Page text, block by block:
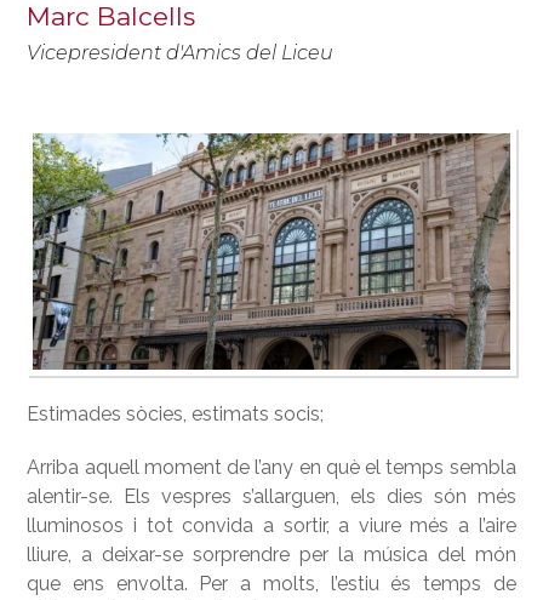
Marc Balcells
Vicepresident d'Amics del Liceu
Estimades sòcies, estimats socis;
Arriba aquell moment de l’any en què el temps sembla
alentir-se. Els vespres s’allarguen, els dies són més
lluminosos i tot convida a sortir, a viure més a l’aire
lliure, a deixar-se sorprendre per la música del món
que ens envolta. Per a molts, l’estiu és temps de